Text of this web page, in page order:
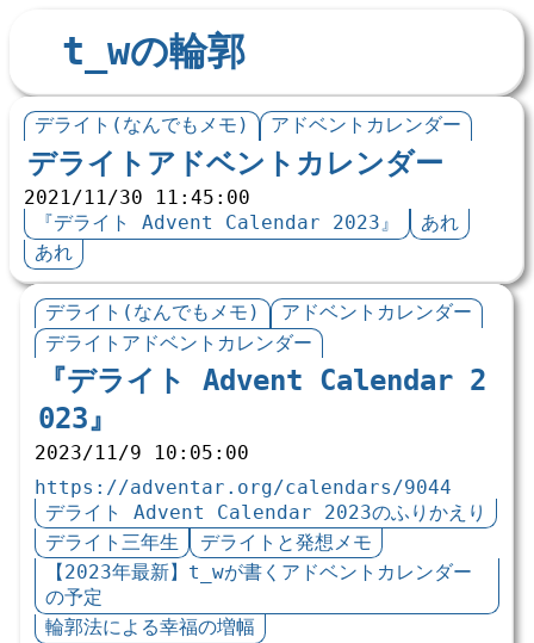
t_wの輪郭
デライト(なんでもメモ) アドベントカレンダー
デライトアドベントカレンダー
2021/11/30 11:45:00
『デライト Advent Calendar 2023』
あれ
あれ
デライト(なんでもメモ)
アドベントカレンダー
デライトアドベントカレンダー
『デライト Advent Calendar 2
023』
2023/11/9 10:05:00
https://adventar.org/calendars/9044
デライト Advent Calendar 2023のふりかえり
デライト三年生
デライトと発想メモ
【2023年最新】t_wが書くアドベントカレンダー
の予定
輪郭法による幸福の増幅